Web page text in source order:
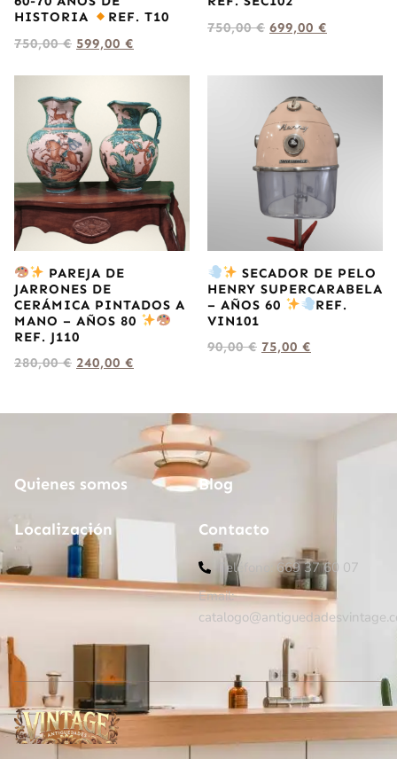
HISTORIA
REF. T10
750,00€ 599,00 €
750,00€ 699,00 €
PAREJA DE
JARRONES DE
CERÁMICA PINTADOS A
MANO – AÑOS 80
REF. J110
280,00€ 240,00 €
SECADOR DE PELO
HENRY SUPERCARABELA
– AÑOS 60
REF.
VIN101
90,00€ 75,00 €
Quienes somos Blog
Localización Contacto
Teléfono: 669 37 60 07
Email: